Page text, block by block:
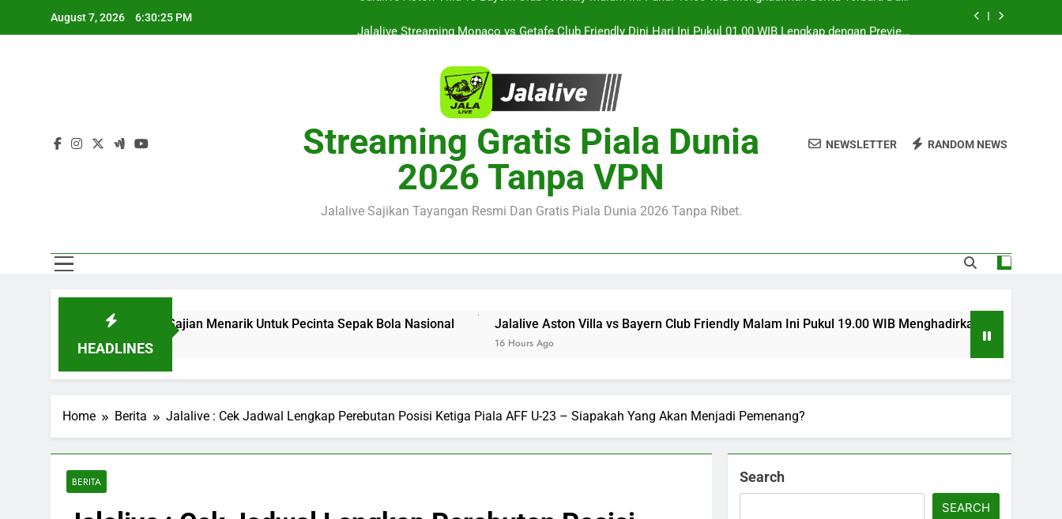
August 7, 2026 6:30:26 PM
Pertandingan dan Fakta Menarik
Streaming Singapura vs Indonesia Piala ASEAN Malam Ini Pukul 20.00 WIB di Jalalive Menjadi Sajian
Jalalive Aston Villa vs Bayern Club Friendly Malam Ini Pukul 19.00 WIB Menghadirkan Berita Terbaru Duel
Persahabatan Dua Klub Terkenal Dari Inggris Dan Jerman
Jalalive Streaming Monaco vs Getafe Club Friendly Dini Hari Ini Pukul 01.00 WIB Lengkap dengan Preview
KuPS vs U Craiova Liga Eropa UEFA Malam Ini Pukul 22.00 WIB Jadi Sorotan Besar Pecinta Sepak Bola
Streaming Gratis Piala Dunia
2026 Tanpa VPN
Jalalive Sajikan Tayangan Resmi Dan Gratis Piala Dunia 2026 Tanpa Ribet.
NEWSLETTER RANDOM NEWS
HEADLINES
Menjadi Sajian Menarik Untuk Pecinta Sepak Bola Nasional Jalalive Aston Villa vs Bayern Club Friendly Malam Ini Pukul 19.00 WIB Menghadirkan Berita Terbaru Duel
Home Berita Jalalive : Cek Jadwal Lengkap Perebutan Posisi Ketiga Piala AFF U-23 – Siapakah Yang Akan Menjadi Pemenang?
BERITA Search
SEARCH